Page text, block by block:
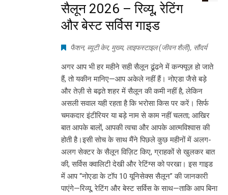
सैलून 2026 – रिव्यू, रेटिंग
और बेस्ट सर्विस गाइड
फैशन, ब्यूटी केर, मुख्य, लाइफस्टाइल (जीवन शैली), सौंदर्य
अगर आप भी हर महीने सही सैलून ढूंढने में कन्फ्यूज़ हो जाते
हैं, तो यकीन मानिए—आप अकेले नहीं हैं। नोएडा जैसे बड़े
और तेज़ी से बढ़ते शहर में सैलून की कमी नहीं है, लेकिन
असली सवाल यही रहता है कि भरोसा किस पर करें। सिर्फ
चमकदार इंटीरियर या बड़े नाम से काम नहीं चलता; आखिर
बात आपके बालों, आपकी त्वचा और आपके आत्मविश्वास की
होती है।इसी सोच के साथ मैंने पिछले कुछ महीनों में अलग-
अलग सेक्टर के सैलून विज़िट किए, ग्राहकों से खुलकर बात
की, सर्विस क्वालिटी देखी और रेटिंग्स को परखा। इस गाइड
में आप “नोएडा के टॉप 10 यूनिसेक्स सैलून” की जानकारी
पाएंगे—रिव्यू, रेटिंग और बेस्ट सर्विस के साथ—ताकि आप बिना